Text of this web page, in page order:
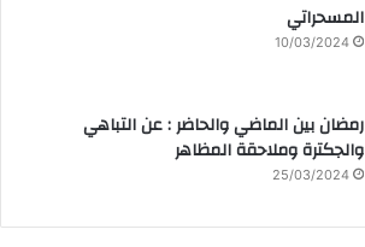
المسحراتي
10/03/2024
رمضان بين الماضي والحاضر : عن التباهي
والجكترة وملاحقة المظاهر
25/03/2024